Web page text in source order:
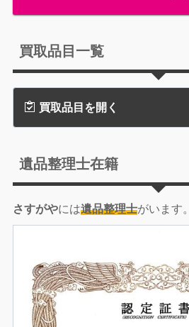
買取品目一覧
買取品目を開く
遺品整理士在籍
さすがやには遺品整理士がいます。